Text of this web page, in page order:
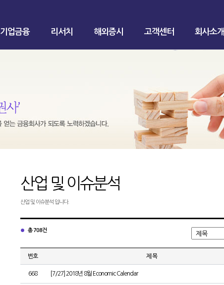
기업금융 리서치 해외증시 고객센터 회사소개
산업 및 이슈분석
산업 및 이슈분석 입니다.
총 708건
번호 제 목
668 [7/27] 2018년 8월 Economic Calendar